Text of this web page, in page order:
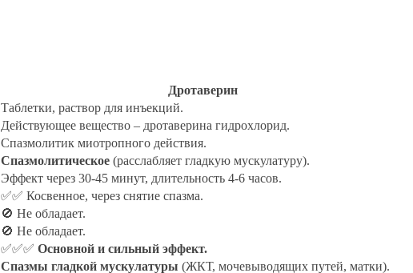
Дротаверин
Таблетки, раствор для инъекций.
Действующее вещество – дротаверина гидрохлорид.
Спазмолитик миотропного действия.
Спазмолитическое (расслабляет гладкую мускулатуру).
Эффект через 30-45 минут, длительность 4-6 часов.
✅✅ Косвенное, через снятие спазма.
🚫 Не обладает.
🚫 Не обладает.
✅✅✅ Основной и сильный эффект.
Спазмы гладкой мускулатуры (ЖКТ, мочевыводящих путей, матки).